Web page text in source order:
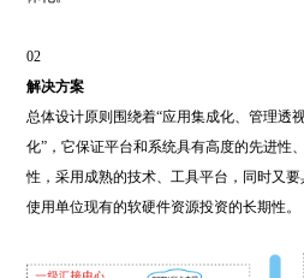
02
解决方案
总体设计原则围绕着“应用集成化、管理透
化”，它保证平台和系统具有高度的先进性
性，采用成熟的技术、工具平台，同时又
使用单位现有的软硬件资源投资的长期性。